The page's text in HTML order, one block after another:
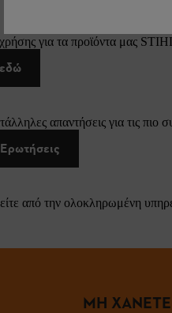
για τα προϊόντα μας
εδώ
απαντήσεις για τις πιο
από την ολοκληρωμένη
ΜΗ ΧΑΝΕΤΕ